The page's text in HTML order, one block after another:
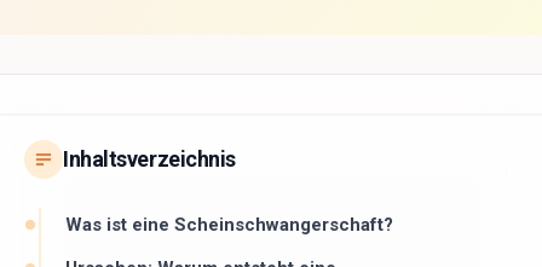
Inhaltsverzeichnis
Was ist eine Scheinschwangerschaft?